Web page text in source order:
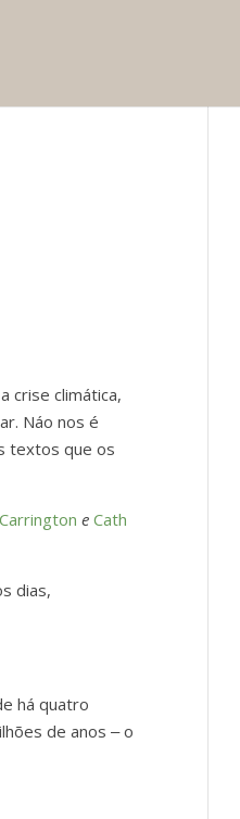
crise climática,
Náo nos é
textos que os
eCath
dias,
há quatro
de anos ‒ o